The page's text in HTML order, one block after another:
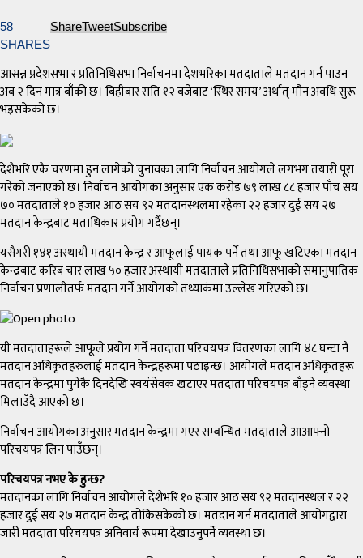
58
SHARES
ShareTweetSubscribe
आसन्न प्रदेशसभा र प्रतिनिधिसभा निर्वाचनमा देशभरिका मतदाताले मतदान गर्न पाउन
अब २ दिन मात्र बाँकी छ। बिहीबार राति १२ बजेबाट ‘स्थिर समय’ अर्थात् मौन अवधि सुरू
भइसकेको छ।
देशैभरि एकै चरणमा हुन लागेको चुनावका लागि निर्वाचन आयोगले लगभग तयारी पूरा
गरेको जनाएको छ। निर्वाचन आयोगका अनुसार एक करोड ७९ लाख ८८ हजार पाँच सय
७० मतदाताले १० हजार आठ सय ९२ मतदानस्थलमा रहेका २२ हजार दुई सय २७
मतदान केन्द्रबाट मताधिकार प्रयोग गर्दैछन्।
यसैगरी १४१ अस्थायी मतदान केन्द्र र आफूलाई पायक पर्ने तथा आफू खटिएका मतदान
केन्द्रबाट करिब चार लाख ५० हजार अस्थायी मतदाताले प्रतिनिधिसभाको समानुपातिक
निर्वाचन प्रणालीतर्फ मतदान गर्ने आयोगको तथ्याकंमा उल्लेख गरिएको छ।
यी मतदाताहरूले आफूले प्रयोग गर्ने मतदाता परिचयपत्र वितरणका लागि ४८ घन्टा नै
मतदान अधिकृतहरुलाई मतदान केन्द्रहरूमा पठाइन्छ। आयोगले मतदान अधिकृतहरू
मतदान केन्द्रमा पुगेकै दिनदेखि स्वयंसेवक खटाएर मतदाता परिचयपत्र बाँड्ने व्यवस्था
मिलाउँदै आएको छ।
निर्वाचन आयोगका अनुसार मतदान केन्द्रमा गएर सम्बन्धित मतदाताले आआफ्नो
परिचयपत्र लिन पाउँछन्।
परिचयपत्र नभए के हुन्छ?
मतदानका लागि निर्वाचन आयोगले देशैभरि १० हजार आठ सय ९२ मतदानस्थल र २२
हजार दुई सय २७ मतदान केन्द्र तोकिसकेको छ। मतदान गर्न मतदाताले आयोगद्वारा
जारी मतदाता परिचयपत्र अनिवार्य रूपमा देखाउनुपर्ने व्यवस्था छ।